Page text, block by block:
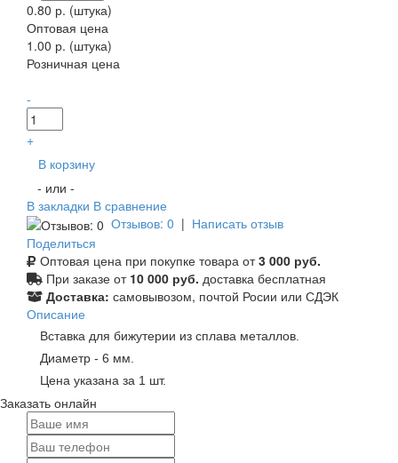
0.80 р. (штука)
Оптовая цена
1.00 р. (штука)
Розничная цена
-
+
В корзину
- или -
В закладки В сравнение
Отзывов: 0 | Написать отзыв
Поделиться
Оптовая цена при покупке товара от3 000 руб.
При заказе от 10 000 руб. доставка бесплатная
Доставка: самовывозом, почтой Росии или СДЭК
Описание
Вставка для бижутерии из сплава металлов.
Диаметр - 6 мм.
Цена указана за 1 шт.
Заказать онлайн